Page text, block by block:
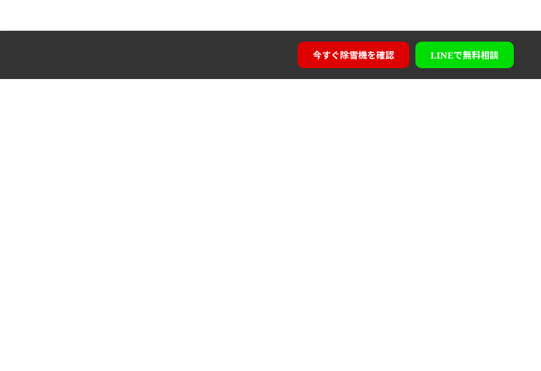
今すぐ除雪機を確認 LINEで無料相談